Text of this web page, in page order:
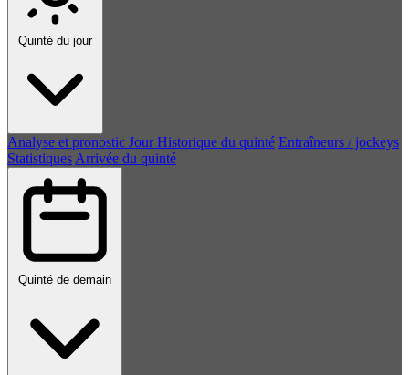
Quinté du jour
Analyse et pronostic Jour Historique du quinté Entraîneurs / jockeys
Statistiques Arrivée du quinté
Quinté de demain